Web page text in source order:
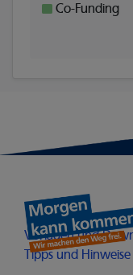
Co-Funding
Heimathelden
Vorlagen und
Tipps und Hinweise